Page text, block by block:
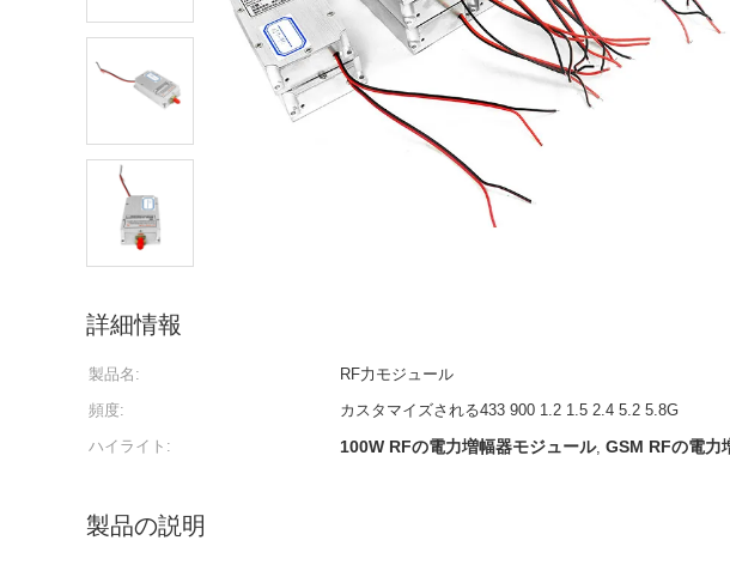
詳細情報
製品名: RF力モジュール
頻度:
カスタマイズされる433 900 1.2 1.5 2.4 5.2 5.8G
ハイライト:
100W RFの電力増幅器モジュール, GSM RFの電力
製品の説明